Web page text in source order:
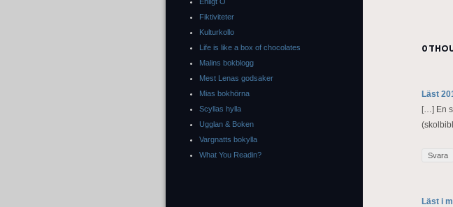
0
Läst
[…] En
Svara
Läst i
Fiktiviteter
Kulturkollo
Life is like a box of chocolates
Malins bokblogg
Mest Lenas godsaker
Mias bokhörna
Scyllas hylla
Ugglan & Boken
Vargnatts bokylla
What You Readin?